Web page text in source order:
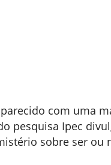
com uma
pesquisa Ipec
sobre ser ou